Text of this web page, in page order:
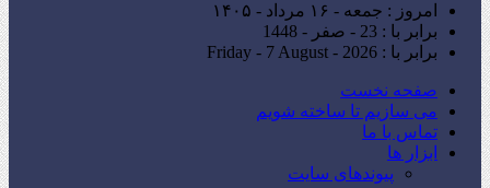
امروز : جمعه - ۱۶ مرداد - ۱۴۰۵
برابر با : 23 - صفر - 1448
برابر با : Friday - 7 August - 2026
صفحه نخست
می سازیم تا ساخته شویم
تماس با ما
ابزار ها
پیوندهای سایت